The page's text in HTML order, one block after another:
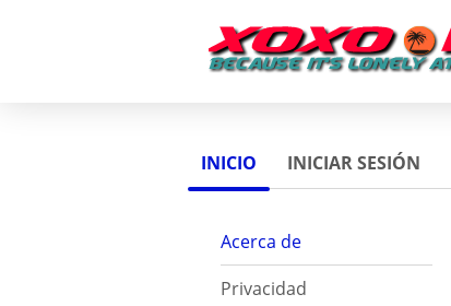
INICIO INICIAR SESIÓN
Acerca de
Privacidad